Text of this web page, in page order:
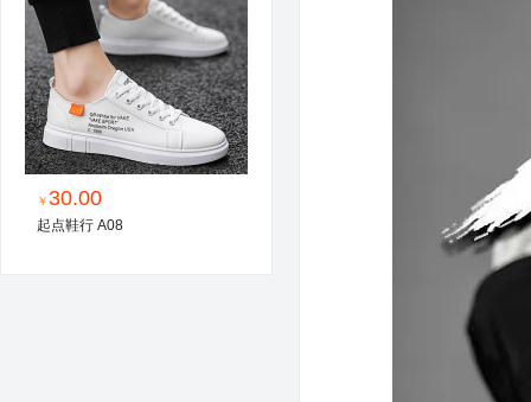
￥30.00
起点鞋行 A08